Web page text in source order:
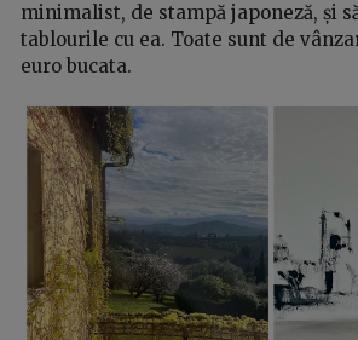
minimalist, de stampă japoneză, și
tablourile cu ea. Toate sunt de
euro bucata.